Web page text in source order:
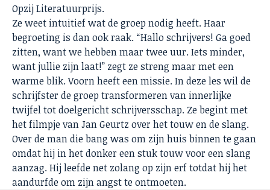
Opzij Literatuurprijs.
Ze weet intuitief wat de groep nodig heeft. Haar
begroeting is dan ook raak. “Hallo schrijvers! Ga goed
zitten, want we hebben maar twee uur. Iets minder,
want jullie zijn laat!” zegt ze streng maar met een
warme blik. Voorn heeft een missie. In deze les wil de
schrijfster de groep transformeren van innerlijke
twijfel tot doelgericht schrijversschap. Ze begint met
het filmpje van Jan Geurtz over het touw en de slang.
Over de man die bang was om zijn huis binnen te gaan
omdat hij in het donker een stuk touw voor een slang
aanzag. Hij leefde net zolang op zijn erf totdat hij het
aandurfde om zijn angst te ontmoeten.